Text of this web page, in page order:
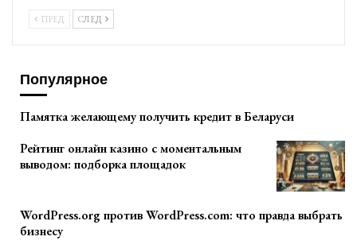
ПРЕД СЛЕД
Популярное
Памятка желающему получить кредит в Беларуси
Рейтинг онлайн казино с моментальным
выводом: подборка площадок
WordPress.org против WordPress.com: что правда выбрать
бизнесу